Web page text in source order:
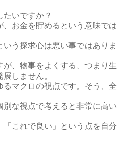
いですか？
お金を貯めるという意味では
う探求心は悪い事ではありま
、物事をよくする、つまり生
しません。
るマクロの視点です。そう、全
別な視点で考えると非常に高い
これで良い」という点を自分